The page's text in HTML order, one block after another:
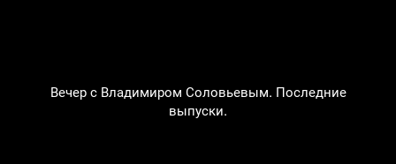
Вечер с Владимиром Соловьевым. Последние
выпуски.